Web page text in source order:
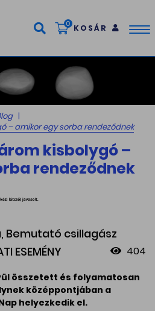
0 KOSÁR
– amikor egy sorba rendeződnek
kisbolygó –
rendeződnek
Bemutató csillagász
ESEMÉNY 404
összetett és folyamatosan
középpontjában a
helyezkedik el.